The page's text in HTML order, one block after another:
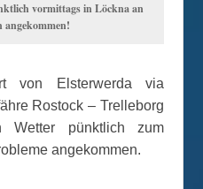
vormittags in Löckna an
angekommen!
von Elsterwerda via
Rostock – Trelleborg
pünktlich zum
angekommen.